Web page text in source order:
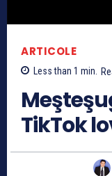
ARTICOLE
Less than 1 min.
TikTok